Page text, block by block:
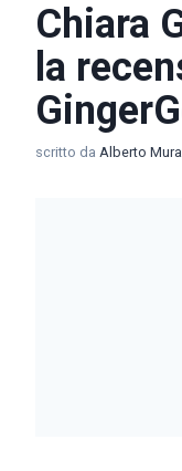
Chiara
la
scritto da Alberto